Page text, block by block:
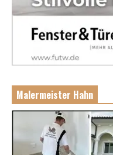
Malermeister Hahn